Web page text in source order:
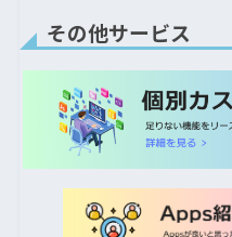
その他サービス